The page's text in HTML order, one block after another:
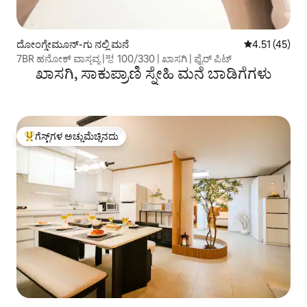
ದೋಂಗ್ಡೇಮೂನ್-ಗು ನಲ್ಲಿ ಮನೆ 5 ರಲ್ಲಿ 4.51
4.51 (45)
7BR ಹನೋಕ್ ವಾಸ್ತವ್ಯ |평 100/330 | ಖಾಸಗಿ | ಫೈರ್ ಪಿಟ್
ಖಾಸಗಿ, ಸಾಕುಪ್ರಾಣಿ ಸ್ನೇಹಿ ಮನೆ ಬಾಡಿಗೆಗಳು
ಗೆಸ್ಟ್‌ಗಳಿಗೆ ಅತಿ ಹೆಚ್ಚು ಅಚ್ಚುಮೆಚ್ಚಿನದು
ಗೆಸ್ಟ್‌ಗಳ ಅಚ್ಚುಮೆಚ್ಚಿನದು